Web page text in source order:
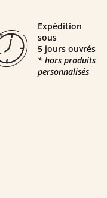
Expédition
sous
5 jours ouvrés
* hors produits
personnalisés